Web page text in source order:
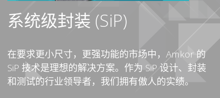
系统级封装 (SiP)
在要求更小尺寸，更强功能的市场中，Amkor 的
SiP 技术是理想的解决方案。作为 SiP 设计、封装
和测试的行业领导者，我们拥有傲人的实绩。